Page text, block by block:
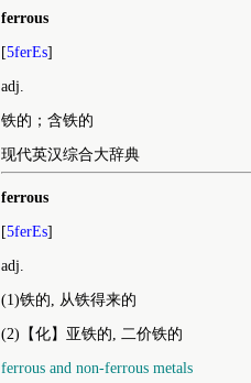
ferrous
[5ferEs]
adj.
铁的；含铁的
现代英汉综合大辞典
ferrous
[5ferEs]
adj.
(1)铁的, 从铁得来的
(2)【化】亚铁的, 二价铁的
ferrous and non-ferrous metals